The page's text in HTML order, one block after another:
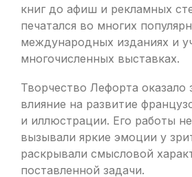
книг до афиш и рекламных
печатался во многих
международных изданиях и
многочисленных выставках.
Творчество Лефорта оказало
влияние на развитие
и иллюстрации. Его работы
вызывали яркие эмоции у
раскрывали смысловой
поставленной задачи.